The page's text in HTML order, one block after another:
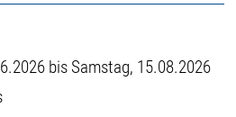
bis Samstag, 15.08.2026